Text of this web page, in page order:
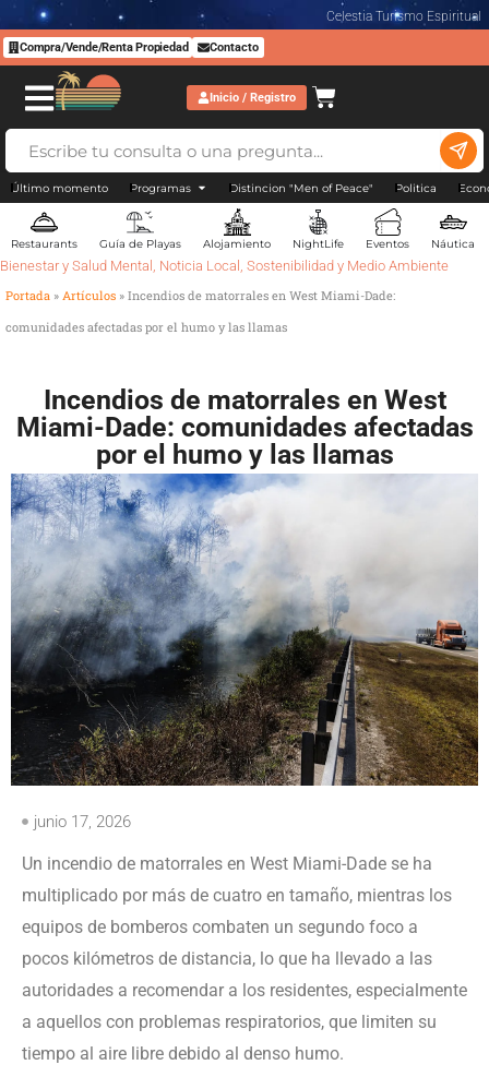
Celestia Turismo Espiritual
Compra/Vende/Renta Propiedad Contacto
Inicio / Registro
Último momento Programas Distincion "Men of Peace" Politica
Restaurants Guía de Playas Alojamiento NightLife Eventos Náutica
Bienestar y Salud Mental , Noticia Local , Sostenibilidad y Medio Ambiente
Portada » Artículos » Incendios de matorrales en West Miami-Dade:
comunidades afectadas por el humo y las llamas
Incendios de matorrales en West
Miami-Dade: comunidades afectadas
por el humo y las llamas
junio 17, 2026
Un incendio de matorrales en West Miami-Dade se ha
multiplicado por más de cuatro en tamaño, mientras los
equipos de bomberos combaten un segundo foco a
pocos kilómetros de distancia, lo que ha llevado a las
autoridades a recomendar a los residentes, especialmente
a aquellos con problemas respiratorios, que limiten su
tiempo al aire libre debido al denso humo.